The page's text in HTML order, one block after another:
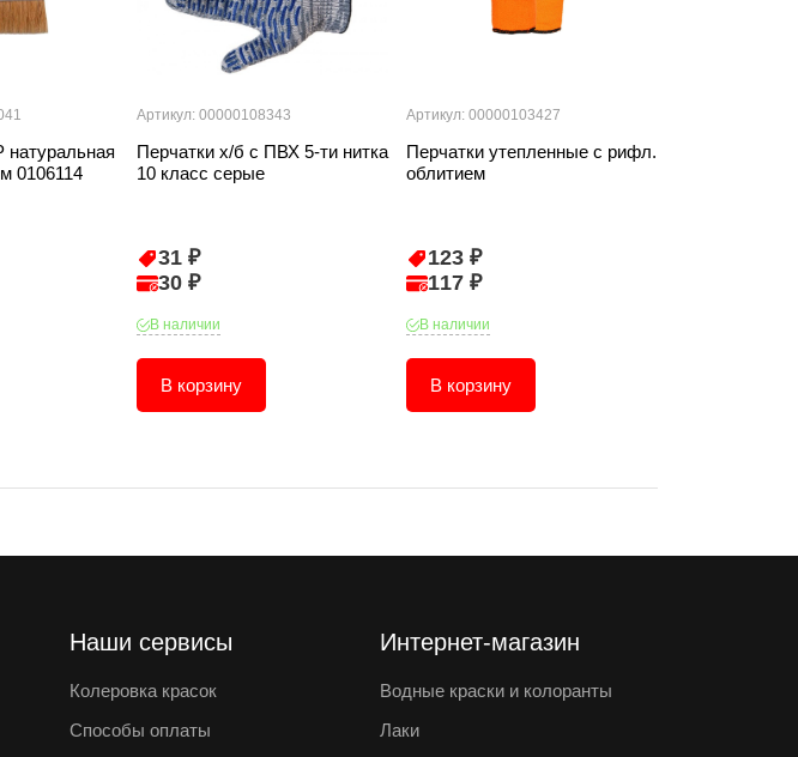
натуральная
0106114
Артикул: 00000108343
Перчатки х/б с ПВХ 5-ти нитка
10 класс серые
31 ₽
30 ₽
В наличии
В корзину
Артикул: 00000103427
Перчатки утепленные с рифл.
облитием
123 ₽
117 ₽
В наличии
В корзину
Наши сервисы
Колеровка красок
Способы оплаты
Интернет-магазин
Водные краски и колоранты
Лаки